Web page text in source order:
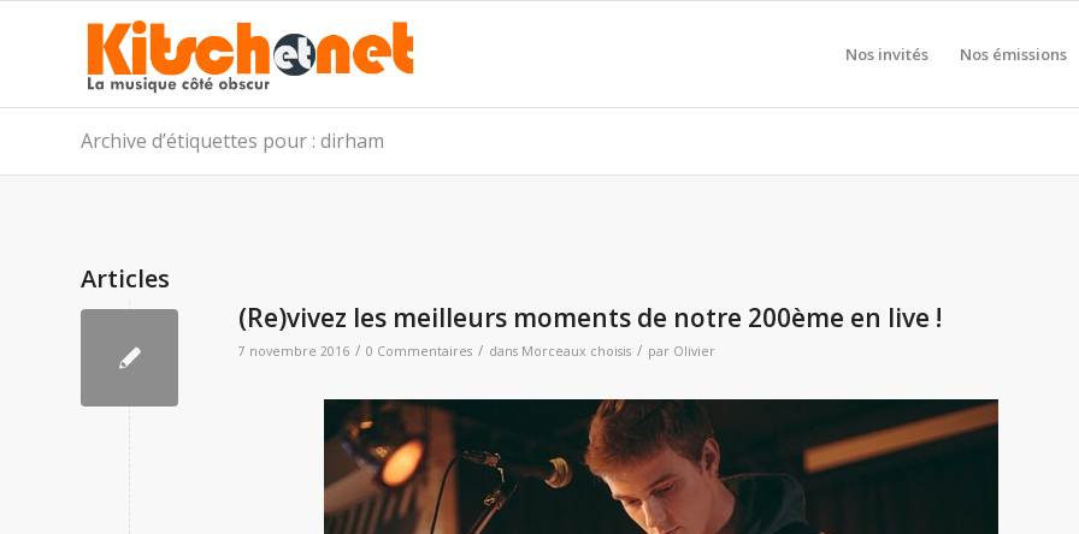
Nos invités Nos émissions
Archive d’étiquettes pour : dirham
Articles
(Re)vivez les meilleurs moments de notre 200ème en live !
7 novembre 2016 / 0 Commentaires / dans Morceaux choisis / par Olivier